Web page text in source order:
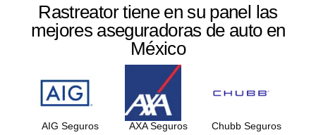
Rastreator tiene en su panel las
mejores aseguradoras de auto en
México
AIG Seguros AXA Seguros Chubb Seguros